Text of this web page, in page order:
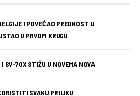
I POVEĆAO PREDNOST U
U PRVOM KRUGU
SV-7GX STIŽU U NOVEMA NOVA
SVAKU PRILIKU